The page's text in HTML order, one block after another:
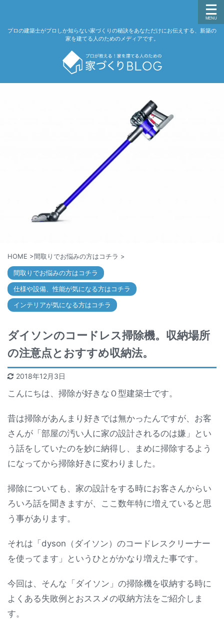
プロの建築士がプロしか知らない家づくりの秘訣をあなただけにお伝えする、新築の
家を建てる人のためのメディアです。
HOME >間取りでお悩みの方はコチラ >
間取りでお悩みの方はコチラ
仕様や設備、性能が気になる方はコチラ
インテリアが気になる方はコチラ
ダイソンのコードレス掃除機。収納場所
の注意点とおすすめ収納法。
2018年12月3日
こんにちは、掃除が好きなＯ型建築士です。
昔は掃除があんまり好きでは無かったんですが、お客
さんが「部屋の汚い人に家の設計されるのは嫌」とい
う話をしていたのを妙に納得し、まめに掃除するよう
になってから掃除好きに変わりました。
掃除についても、家の設計をする時にお客さんからい
ろいろ話を聞きますが、ここ数年特に増えていると思
う事があります。
それは「dyson（ダイソン）のコードレスクリーナー
を使ってます」というひとがかなり増えた事です。
今回は、そんな「ダイソン」の掃除機を収納する時に
よくある失敗例とおススメの収納方法をご紹介しま
す。